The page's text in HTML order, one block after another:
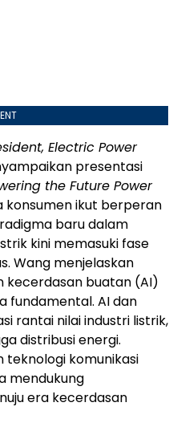
Electric Power
presentasi
the Future Power
konsumen ikut berperan
baru dalam
kini memasuki fase
Wang menjelaskan
kecerdasan buatan (AI)
fundamental. AI dan
rantai nilai industri listrik,
distribusi energi.
teknologi komunikasi
mendukung
era kecerdasan